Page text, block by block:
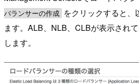
バランサーの作成
をクリックすると
ます。ALB、NLB、CLBが表示され
します。